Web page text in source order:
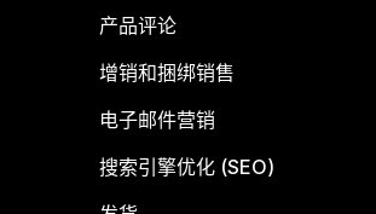
产品评论
增销和捆绑销售
电子邮件营销
搜索引擎优化 (SEO)